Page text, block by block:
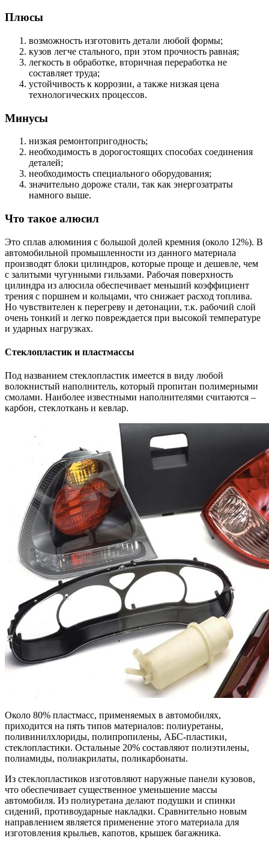
Плюсы
возможность изготовить детали любой формы;
кузов легче стального, при этом прочность равная;
легкость в обработке, вторичная переработка не
составляет труда;
устойчивость к коррозии, а также низкая цена
технологических процессов.
Минусы
низкая ремонтопригодность;
необходимость в дорогостоящих способах соединения
деталей;
необходимость специального оборудования;
значительно дороже стали, так как энергозатраты
намного выше.
Что такое алюсил
Это сплав алюминия с большой долей кремния (около 12%). В
автомобильной промышленности из данного материала
производят блоки цилиндров, которые проще и дешевле, чем
с залитыми чугунными гильзами. Рабочая поверхность
цилиндра из алюсила обеспечивает меньший коэффициент
трения с поршнем и кольцами, что снижает расход топлива.
Но чувствителен к перегреву и детонации, т.к. рабочий слой
очень тонкий и легко повреждается при высокой температуре
и ударных нагрузках.
Стеклопластик и пластмассы
Под названием стеклопластик имеется в виду любой
волокнистый наполнитель, который пропитан полимерными
смолами. Наиболее известными наполнителями считаются –
карбон, стеклоткань и кевлар.
Около 80% пластмасс, применяемых в автомобилях,
приходится на пять типов материалов: полиуретаны,
поливинилхлориды, полипропилены, АБС-пластики,
стеклопластики. Остальные 20% составляют полиэтилены,
полиамиды, полиакрилаты, поликарбонаты.
Из стеклопластиков изготовляют наружные панели кузовов,
что обеспечивает существенное уменьшение массы
автомобиля. Из полиуретана делают подушки и спинки
сидений, противоударные накладки. Сравнительно новым
направлением является применение этого материала для
изготовления крыльев, капотов, крышек багажника.